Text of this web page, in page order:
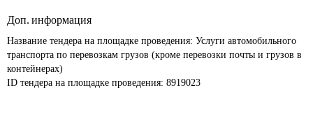
Доп. информация
Название тендера на площадке проведения: Услуги автомобильного
транспорта по перевозкам грузов (кроме перевозки почты и грузов в
контейнерах)
ID тендера на площадке проведения: 8919023